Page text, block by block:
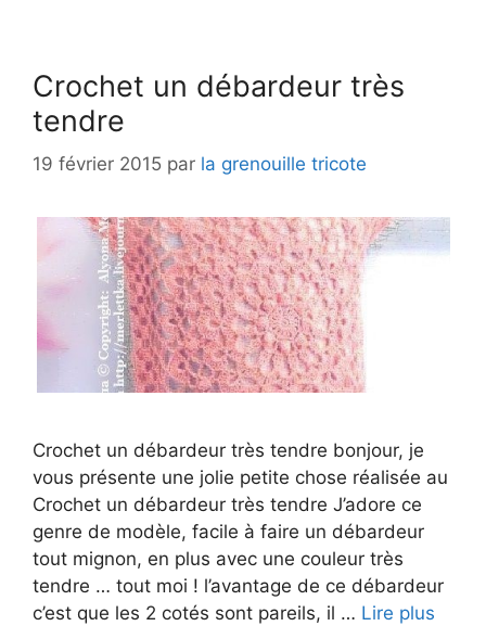
Crochet un débardeur très
tendre
19 février 2015 par la grenouille tricote
Crochet un débardeur très tendre bonjour, je
vous présente une jolie petite chose réalisée au
Crochet un débardeur très tendre J’adore ce
genre de modèle, facile à faire un débardeur
tout mignon, en plus avec une couleur très
tendre … tout moi ! l’avantage de ce débardeur
c’est que les 2 cotés sont pareils, il … Lire plus